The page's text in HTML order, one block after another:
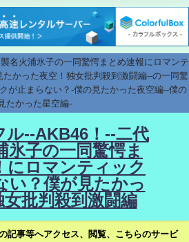
名火浦氷子の一同驚愕まとめ速報にロマンテ
たかった夜空！独女批判殺到激闘編--の一同驚
が止まらない？-僕の見たかった夜空編--僕の
たかった星空編-
ル--AKB46！--二代
氷子の一同驚愕ま
にロマンティック
い？僕が見たかっ
女批判殺到激闘編
記事等へアクセス、閲覧、こちらのサービ